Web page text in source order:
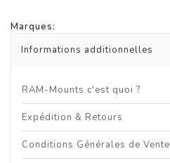
Marques:
Informations additionnelles
RAM-Mounts c'est quoi ?
Expédition & Retours
Conditions Générales de Vente